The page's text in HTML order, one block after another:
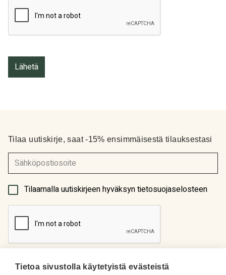
Tilaa uutiskirje, saat -15% ensimmäisestä tilauksestasi
(Pakollinen)
Tilaamalla uutiskirjeen hyväksyn tietosuojaselosteen
Tietoa sivustolla käytetyistä evästeistä